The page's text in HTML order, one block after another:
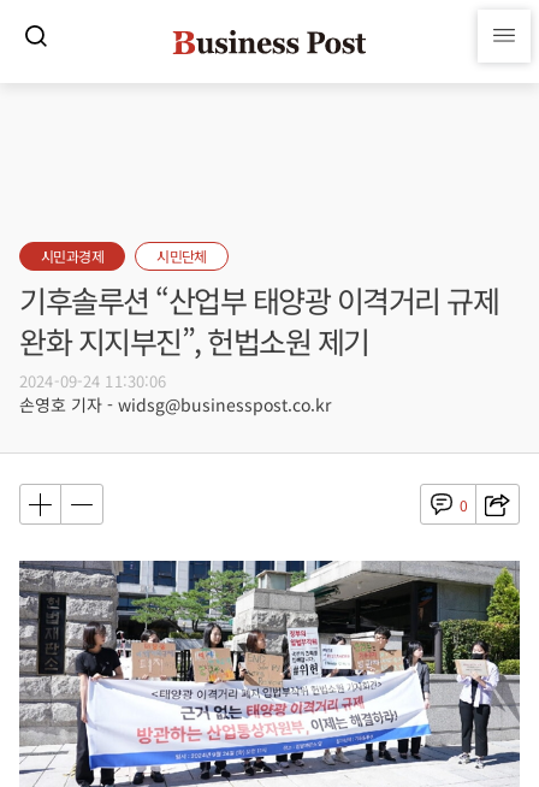
시민과경제 시민단체
기후솔루션 “산업부 태양광 이격거리 규제
완화 지지부진”, 헌법소원 제기
2024-09-24 11:30:06
손영호 기자 - widsg@businesspost.co.kr
0